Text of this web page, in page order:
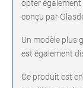
opter
conçu par
Un modèle plus
est également
Ce produit est